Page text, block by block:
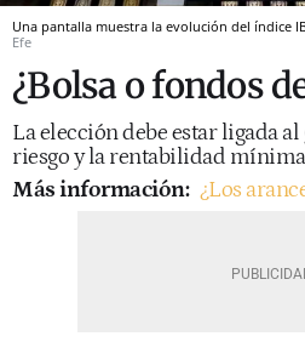
Una pantalla muestra la evolución del índice
Efe
¿Bolsa o fondos
La elección debe estar ligada
riesgo y la rentabilidad
Más información: ¿Los